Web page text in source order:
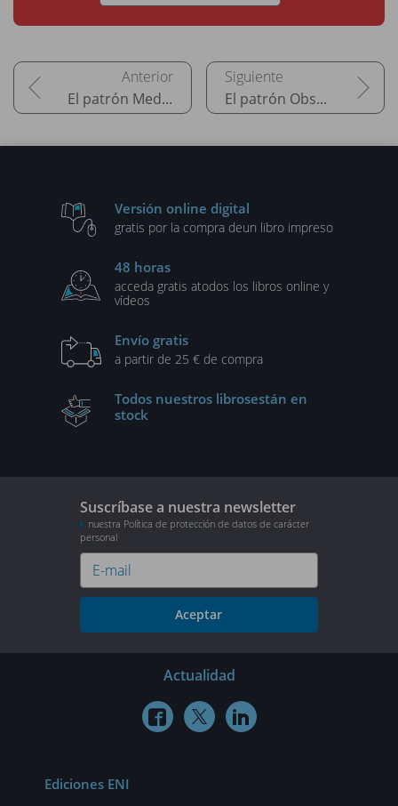
El patrón Mediator El patrón Observer
Versión online digital
gratis por la compra deun libro impreso
48 horas
acceda gratis atodos los libros online y
vídeos
Envío gratis
a partir de 25 € de compra
Todos nuestros librosestán en
stock
Suscríbase a nuestra newsletter
nuestra Política de protección de datos de carácter
personal
Aceptar
Actualidad
  
Ediciones ENI